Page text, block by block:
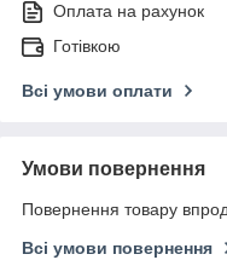
Оплата на рахунок
Готівкою
Всі умови оплати
Умови повернення
Повернення товару
Всі умови повернення